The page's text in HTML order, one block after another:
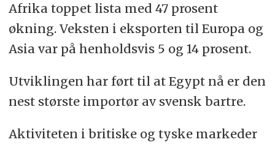
Afrika toppet lista med 47 prosent
økning. Veksten i eksporten til Europa og
Asia var på henholdsvis 5 og 14 prosent.
Utviklingen har ført til at Egypt nå er den
nest største importør av svensk bartre.
Aktiviteten i britiske og tyske markeder